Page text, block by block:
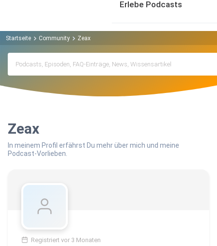
Erlebe Podcasts
Startseite Community Zeax
Zeax
In meinem Profil erfährst Du mehr über mich und meine
Podcast-Vorlieben.
Registriert vor 3 Monaten